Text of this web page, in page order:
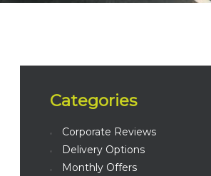
Categories
Corporate Reviews
Delivery Options
Monthly Offers